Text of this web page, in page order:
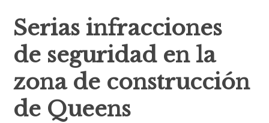
Serias infracciones
de seguridad en la
zona de construcción
de Queens